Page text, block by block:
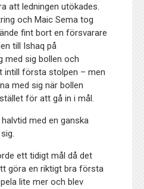
att ledningen utökades.
och Maic Sema tog
fint bort en försvarare
till Ishaq på
med sig bollen och
intill första stolpen – men
med sig när bollen
för att gå in i mål.
med en ganska
ett tidigt mål då det
göra en riktigt bra första
lite mer och blev